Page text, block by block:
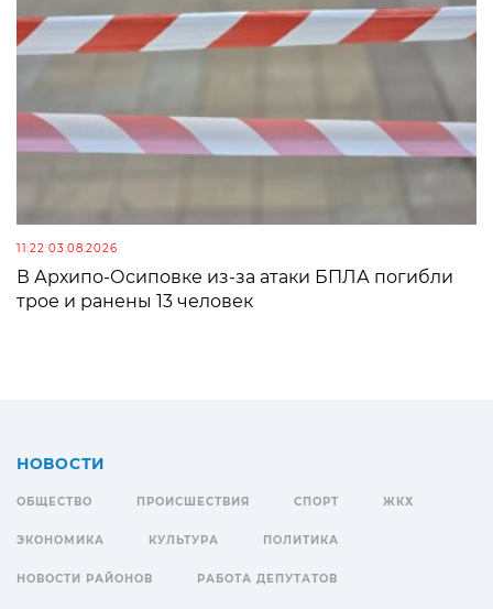
11:22 03.08.2026
В Архипо-Осиповке из-за атаки БПЛА погибли
трое и ранены 13 человек
НОВОСТИ
ОБЩЕСТВО ПРОИСШЕСТВИЯ СПОРТ ЖКХ
ЭКОНОМИКА КУЛЬТУРА ПОЛИТИКА
НОВОСТИ РАЙОНОВ РАБОТА ДЕПУТАТОВ